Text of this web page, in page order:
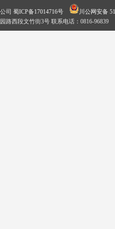
司 蜀ICP备17014716号
川公网安备
路西段文竹街3号 联系电话：0816-96839